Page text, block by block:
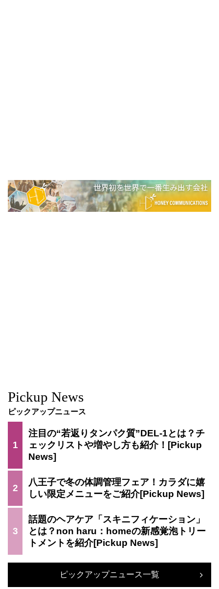
Pickup News
ピックアップニュース
1
注目の“若返りタンパク質”DEL-1とは？チ
ェックリストや増やし方も紹介！
2
八王子で冬の体調管理フェア！カラダに嬉
しい限定メニューをご紹介
3
話題のヘアケア「スキニフィケーション」
とは？non haru：homeの新感覚泡トリー
トメントを紹介
ピックアップニュース一覧